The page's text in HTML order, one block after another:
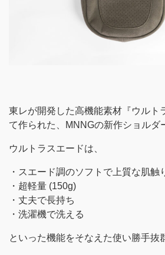
東レが開発した高機能素材『ウルト
て作られた、MNNGの新作ショルダ
ウルトラスエードは、
・スエード調のソフトで上質な肌触
・超軽量 (150g)
・丈夫で長持ち
・洗濯機で洗える
といった機能をそなえた使い勝手抜